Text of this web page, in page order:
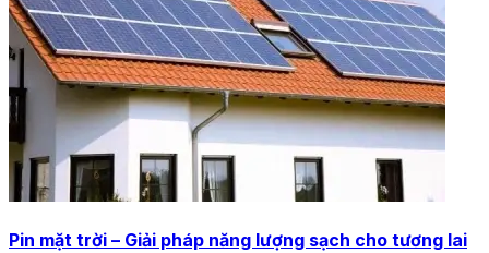
Pin mặt trời – Giải pháp năng lượng sạch cho tương lai